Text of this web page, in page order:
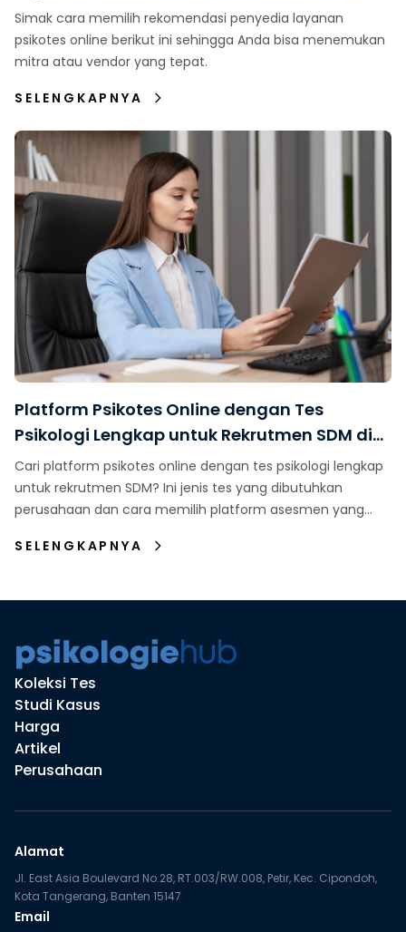
Karyawan
Simak cara memilih rekomendasi penyedia layanan
psikotes online berikut ini sehingga Anda bisa menemukan
mitra atau vendor yang tepat.
SELENGKAPNYA
Platform Psikotes Online dengan Tes
Psikologi Lengkap untuk Rekrutmen SDM di
Indonesia
Cari platform psikotes online dengan tes psikologi lengkap
untuk rekrutmen SDM? Ini jenis tes yang dibutuhkan
perusahaan dan cara memilih platform asesmen yang
SELENGKAPNYA
Koleksi Tes
Studi Kasus
Harga
Artikel
Perusahaan
Alamat
Jl. East Asia Boulevard No.28, RT.003/RW.008, Petir, Kec. Cipondoh,
Kota Tangerang, Banten 15147
Email